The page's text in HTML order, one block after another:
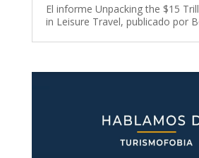
El informe Unpacking the $15
in Leisure Travel, publicado por